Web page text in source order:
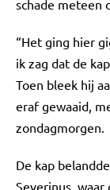
schade meteen
“Het ging hier
ik zag dat de
Toen bleek hij
eraf gewaaid,
zondagmorgen.
De kap
Severinus,